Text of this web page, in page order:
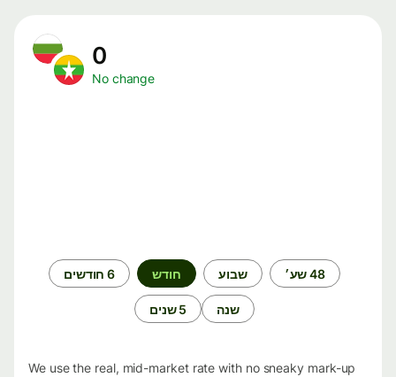
No change
48 שע׳ שבוע חודש 6 חודשים
שנה 5 שנים
We use the real, mid-market rate with no sneaky mark-up